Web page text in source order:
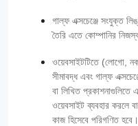
গাল্‌ফ এক্সচেঞ্জে সংযুক্ত
তৈরি এতে কোম্পানির
ওয়েবসাইটটিতে (লোগো,
সীমাবদ্ধ এবং গাল্‌ফ
বা লিখিত প্রকাশনাগুলিতে
ওয়েবসাইট ব্যবহার করলে
কাজ হিসেবে পরিগণিত হবে।